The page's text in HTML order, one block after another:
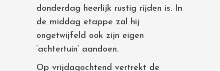
donderdag heerlijk rustig rijden is. In
de middag etappe zal hij
ongetwijfeld ook zijn eigen
‘achtertuin’ aandoen.
Op vrijdagochtend vertrekt de